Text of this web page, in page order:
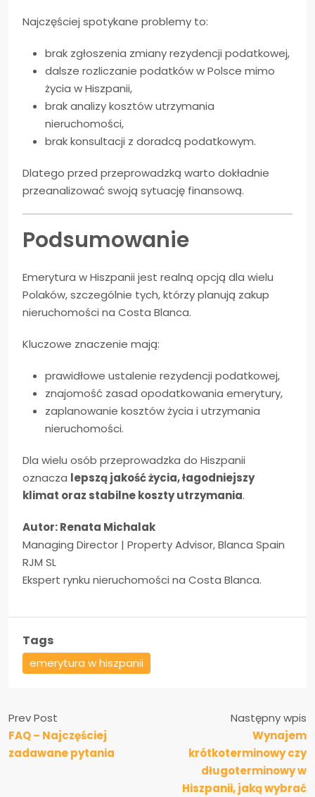
Najczęściej spotykane problemy to:
brak zgłoszenia zmiany rezydencji podatkowej,
dalsze rozliczanie podatków w Polsce mimo
życia w Hiszpanii,
brak analizy kosztów utrzymania
nieruchomości,
brak konsultacji z doradcą podatkowym.
Dlatego przed przeprowadzką warto dokładnie
przeanalizować swoją sytuację finansową.
Podsumowanie
Emerytura w Hiszpanii jest realną opcją dla wielu
Polaków, szczególnie tych, którzy planują zakup
nieruchomości na Costa Blanca.
Kluczowe znaczenie mają:
prawidłowe ustalenie rezydencji podatkowej,
znajomość zasad opodatkowania emerytury,
zaplanowanie kosztów życia i utrzymania
nieruchomości.
Dla wielu osób przeprowadzka do Hiszpanii
oznacza lepszą jakość życia, łagodniejszy
klimat oraz stabilne koszty utrzymania.
Autor: Renata Michalak
Managing Director | Property Advisor, Blanca Spain
RJM SL
Ekspert rynku nieruchomości na Costa Blanca.
Tags
emerytura w hiszpanii
Prev Post
FAQ – Najczęściej
zadawane pytania
Następny wpis
Wynajem
krótkoterminowy czy
długoterminowy w
Hiszpanii, jaką wybrać